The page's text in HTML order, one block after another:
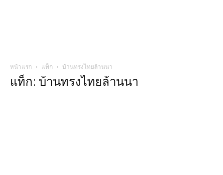
หน้าแรก แท็ก บ้านทรงไทยล้านนา
แท็ก: บ้านทรงไทยล้านนา